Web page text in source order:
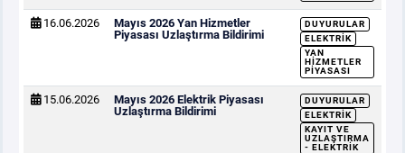
16.06.2026
Mayıs 2026 Yan Hizmetler
Piyasası Uzlaştırma Bildirimi
DUYURULAR
ELEKTRIK
YAN
HIZMETLER
PIYASASI
15.06.2026
Mayıs 2026 Elektrik Piyasası
Uzlaştırma Bildirimi
DUYURULAR
ELEKTRIK
KAYIT VE
UZLAŞTIRMA
- ELEKTRIK